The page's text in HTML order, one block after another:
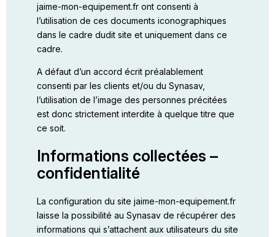
jaime-mon-equipement.fr ont consenti à
l’utilisation de ces documents iconographiques
dans le cadre dudit site et uniquement dans ce
cadre.
A défaut d’un accord écrit préalablement
consenti par les clients et/ou du Synasav,
l’utilisation de l’image des personnes précitées
est donc strictement interdite à quelque titre que
ce soit.
Informations collectées –
confidentialité
La configuration du site jaime-mon-equipement.fr
laisse la possibilité au Synasav de récupérer des
informations qui s’attachent aux utilisateurs du site